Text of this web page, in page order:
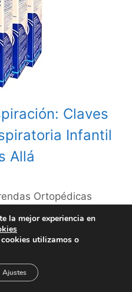
Claves
Infantil
Allá
Ortopédicas
Saber sobre las
a las
Tu Visión
la mejor experiencia en
cookies utilizamos o
Ajustes